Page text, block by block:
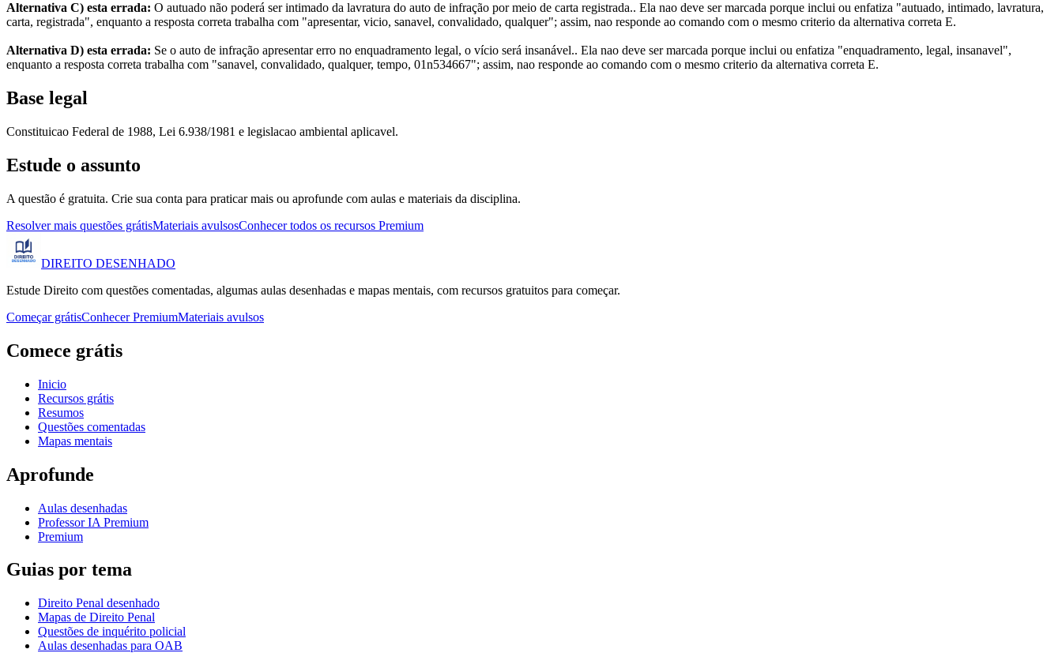
Alternativa C) esta errada: O autuado não poderá ser intimado da lavratura do auto de infração por meio de carta registrada.. Ela nao deve ser marcada porque inclui ou enfatiza "autuado, intimado, lavratura,
carta, registrada", enquanto a resposta correta trabalha com "apresentar, vicio, sanavel, convalidado, qualquer"; assim, nao responde ao comando com o mesmo criterio da alternativa correta E.
Alternativa D) esta errada: Se o auto de infração apresentar erro no enquadramento legal, o vício será insanável.. Ela nao deve ser marcada porque inclui ou enfatiza "enquadramento, legal, insanavel",
enquanto a resposta correta trabalha com "sanavel, convalidado, qualquer, tempo, 01n534667"; assim, nao responde ao comando com o mesmo criterio da alternativa correta E.
Base legal
Constituicao Federal de 1988, Lei 6.938/1981 e legislacao ambiental aplicavel.
Estude o assunto
A questão é gratuita. Crie sua conta para praticar mais ou aprofunde com aulas e materiais da disciplina.
Resolver mais questões grátisMateriais avulsosConhecer todos os recursos Premium
DIREITO DESENHADO
Estude Direito com questões comentadas, algumas aulas desenhadas e mapas mentais, com recursos gratuitos para começar.
Começar grátisConhecer PremiumMateriais avulsos
Comece grátis
Inicio
Recursos grátis
Resumos
Questões comentadas
Mapas mentais
Aprofunde
Aulas desenhadas
Professor IA Premium
Premium
Guias por tema
Direito Penal desenhado
Mapas de Direito Penal
Questões de inquérito policial
Aulas desenhadas para OAB